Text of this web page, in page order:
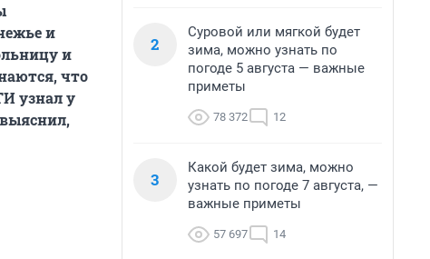
и
и
что
узнал у
2
Суровой или мягкой будет
зима, можно узнать по
погоде 5 августа — важные
приметы
78 372 12
3
Какой будет зима, можно
узнать по погоде 7 августа, —
важные приметы
57 697 14